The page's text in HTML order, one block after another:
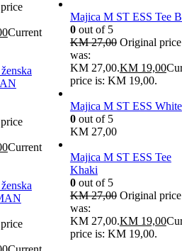
Current
Current
Majica M ST ESS Tee
0out of 5
KM27,00 Original price
was:
KM 27,00.KM19,00
price is: KM 19,00.
Majica M ST ESS White
0out of 5
KM27,00
Majica M ST ESS Tee
Khaki
0out of 5
KM27,00 Original price
was:
KM 27,00.KM19,00
price is: KM 19,00.